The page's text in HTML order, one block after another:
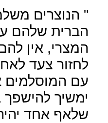
" הנוצרים
הברית שלהם
המצרי, אין
לחזור צעד
עם
ימשיך להישפך
שלאף אחד